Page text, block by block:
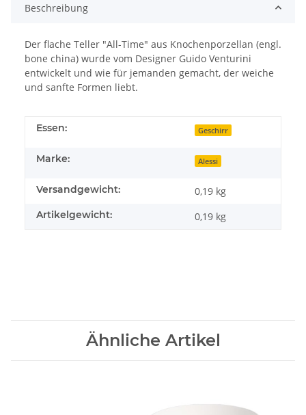
Beschreibung
Der flache Teller "All-Time" aus Knochenporzellan (engl.
bone china) wurde vom Designer Guido Venturini
entwickelt und wie für jemanden gemacht, der weiche
und sanfte Formen liebt.
Essen: Geschirr
Marke: Alessi
Versandgewicht: 0,19 kg
Artikelgewicht: 0,19 kg
Ähnliche Artikel